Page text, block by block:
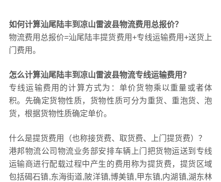
如何计算汕尾陆丰到凉山雷波县物流费用总报价？
物流费用总报价=汕尾陆丰提货费用+专线运输费用+送货上
门费用。
怎么计算汕尾陆丰到凉山雷波县物流专线运输费用？
专线运输费用的计算方式为：单价货物乘以重量或者体
积。先确定货物性质，货物性质可分为重货、重泡货、泡
货，根据货物性质确定单价。
什么是提货费用（也称接货费、取货费、上门提货费）？
港邦物流公司物流业务部安排车辆上门把货物运送到专线
运输商进行配载过程中产生的费用称为提货费，提货区域
包括碣石镇,东海街道,陂洋镇,博美镇,甲东镇,内湖镇,湖东林